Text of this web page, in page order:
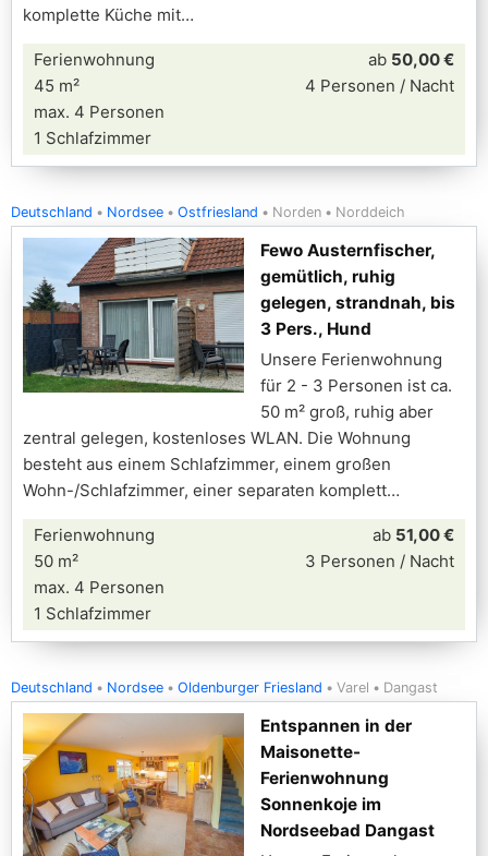
komplette Küche mit
Ferienwohnung
45 m²
max. 4 Personen
1 Schlafzimmer
ab 50,00 €
4 Personen / Nacht
Deutschland Nordsee Ostfriesland Norden Norddeich
Fewo Austernfischer,
gemütlich, ruhig
gelegen, strandnah, bis
3 Pers., Hund
Unsere Ferienwohnung
für 2 - 3 Personen ist ca.
50 m² groß, ruhig aber
zentral gelegen, kostenloses WLAN. Die Wohnung
besteht aus einem Schlafzimmer, einem großen
Wohn-/Schlafzimmer, einer separaten komplett
Ferienwohnung
50 m²
max. 4 Personen
1 Schlafzimmer
ab 51,00 €
3 Personen / Nacht
Deutschland Nordsee Oldenburger Friesland Varel Dangast
Entspannen in der
Maisonette-
Ferienwohnung
Sonnenkoje im
Nordseebad Dangast